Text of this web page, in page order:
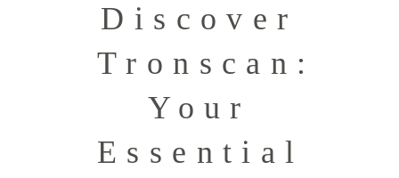
Discover
Tronscan:
Your
Essential